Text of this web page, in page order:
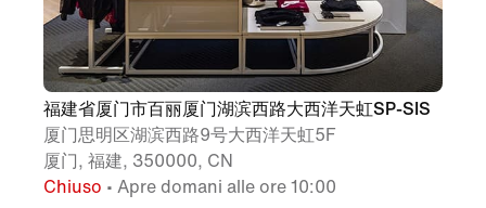
福建省厦门市百丽厦门湖滨西路大西洋天虹SP-SIS
厦门思明区湖滨西路9号大西洋天虹5F
厦门, 福建, 350000, CN
Chiuso • Apre domani alle ore 10:00